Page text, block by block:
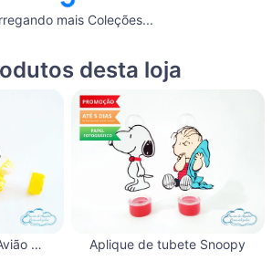
mais Coleções...
desta loja
Aplique de tubete Avião Snoopy Aplique de tubete Snoopy